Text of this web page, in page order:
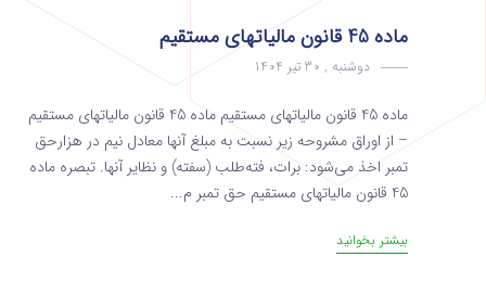
ماده 45 قانون مالیاتهای مستقیم
دوشنبه , 30 تیر 1404
ماده 45 قانون مالیاتهای مستقیم ماده 45 قانون مالیاتهای مستقیم
– از اوراق مشروحه زیر نسبت به مبلغ آنها معادل نیم در هزارحق
تمبر اخذ می‌شود: برات، فته‌طلب (‌سفته) و نظایر آنها. ‌تبصره ماده
45 قانون مالیاتهای مستقیم حق تمبر م...
بیشتر بخوانید